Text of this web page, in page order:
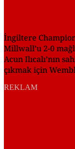
İngiltere
Millwall’u 2-0
Acun Ilıcalı’nın
çıkmak için
REKLAM